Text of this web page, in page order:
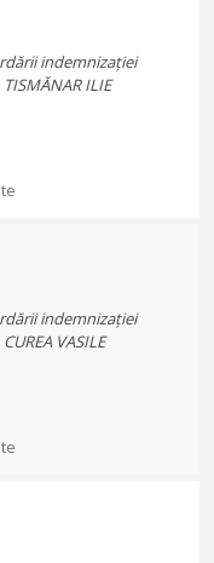
indemnizației
ILIE
indemnizației
VASILE